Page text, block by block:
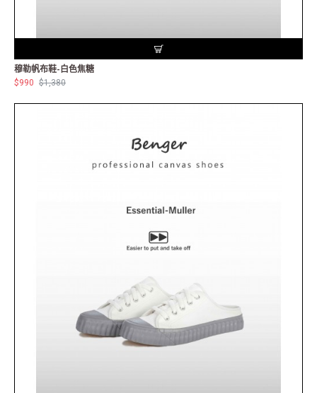
穆勒帆布鞋-白色焦糖
$990 $1,380